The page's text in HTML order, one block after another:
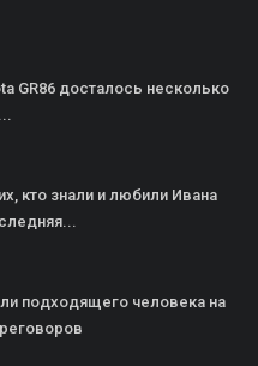
GR86 досталось несколько
кто знали и любили Ивана
подходящего человека на